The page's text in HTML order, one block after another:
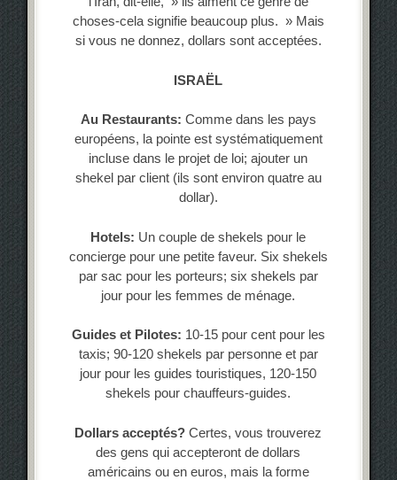
choses-cela signifie beaucoup plus. » Mais
si vous ne donnez, dollars sont acceptées.
ISRAËL
Au Restaurants: Comme dans les pays
européens, la pointe est systématiquement
incluse dans le projet de loi; ajouter un
shekel par client (ils sont environ quatre au
dollar).
Hotels: Un couple de shekels pour le
concierge pour une petite faveur. Six shekels
par sac pour les porteurs; six shekels par
jour pour les femmes de ménage.
Guides et Pilotes: 10-15 pour cent pour les
taxis; 90-120 shekels par personne et par
jour pour les guides touristiques, 120-150
shekels pour chauffeurs-guides.
Dollars acceptés?Certes, vous trouverez
des gens qui accepteront de dollars
américains ou en euros, mais la forme